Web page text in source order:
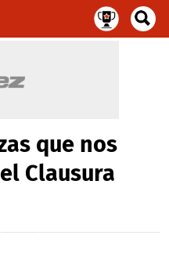
que nos
Clausura